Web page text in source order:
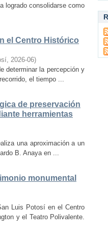
logrado consolidarse como
el Centro Histórico
, 2026-06)
determinar la percepción y
el tiempo ...
de preservación
herramientas
una aproximación a un
B. Anaya en ...
monumental
Luis Potosí en el Centro
y el Teatro Polivalente.